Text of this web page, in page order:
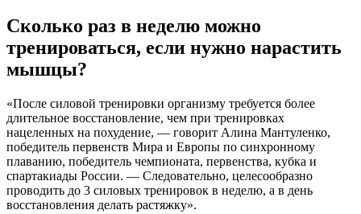
Сколько раз в неделю можно
тренироваться, если нужно нарастить
мышцы?
«После силовой тренировки организму требуется более
длительное восстановление, чем при тренировках
нацеленных на похудение, — говорит Алина Мантуленко,
победитель первенств Мира и Европы по синхронному
плаванию, победитель чемпионата, первенства, кубка и
спартакиады России. — Следовательно, целесообразно
проводить до 3 силовых тренировок в неделю, а в день
восстановления делать растяжку».